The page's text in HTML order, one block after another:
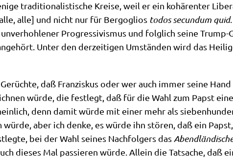
tra­di­tio­na­li­sti­sche Krei­se, weil er ein kohä­ren­ter
alle] und nicht nur für Berg­o­gli­os todos secund­um quid
Pro­gres­si­vis­mus und folg­lich sei­ne
Unter den der­zei­ti­gen Umstän­den wird das
daß Fran­zis­kus oder wer auch immer sei­ne
wür­de, die fest­legt, daß für die Wahl zum Papst
denn damit wür­de mit einer mehr als
aber ich den­ke, es wür­de ihn stö­ren, daß ein
bei der Wahl sei­nes Nach­fol­gers das
die­ses Mal pas­sie­ren wür­de. Allein die Tat­sa­che, daß